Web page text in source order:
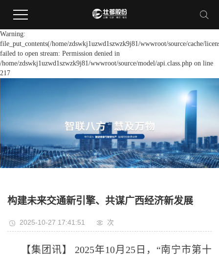
Warning:
file_put_contents(/home/zdswkj1uzwd1szwzk9j81/wwwroot/source/cache/
failed to open stream: Permission denied in
/home/zdswkj1uzwd1szwzk9j81/wwwroot/source/model/api.class.php on line
217
构建未来交通新引擎、共谋广西经济新发展
2025-10-27 17:41:51 次
【集团讯】 2025年10月25日，“南宁市第十